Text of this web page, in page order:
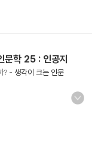
학 25 : 인공지
? - 생각이 크는 인문